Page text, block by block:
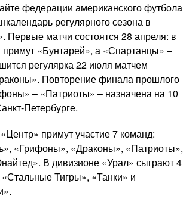
федерации американского футбола
регулярного сезона в
Первые матчи состоятся 28 апреля: в
«Бунтарей», а «Спартанцы» –
регулярка 22 июля матчем
Повторение финала прошлого
– «Патриоты» – назначена на 10
Петербурге.
примут участие 7 команд:
«Грифоны», «Драконы», «Патриоты»,
В дивизионе «Урал» сыграют 4
Тигры», «Танки» и